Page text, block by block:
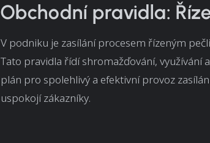
Obchodní pravidla:
V podniku je zasílání procesem řízeným
Tato pravidla řídí shromažďování, využívání
plán pro spolehlivý a efektivní provoz
uspokojí zákazníky.